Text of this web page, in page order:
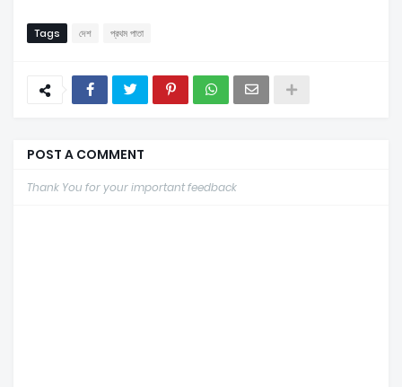
Tags দেশ প্রথম পাতা
POST A COMMENT
Thank You for your important feedback